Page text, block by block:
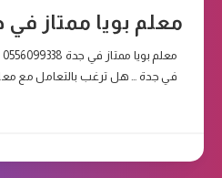
معلم بويا ممتاز في جدة
في جدة … هل ترغب بالتعامل مع